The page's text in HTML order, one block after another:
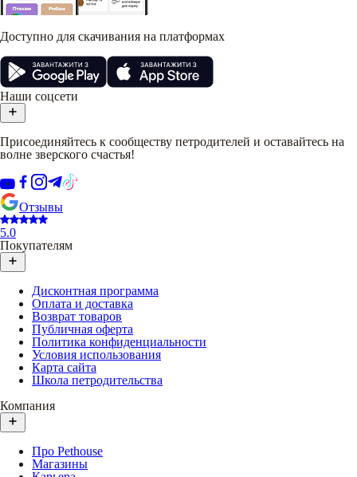
Доступно для скачивания на платформах
Наши соцсети
Присоединяйтесь к сообществу петродителей и оставайтесь на
волне зверского счастья!
Отзывы
5.0
Покупателям
Дисконтная программа
Оплата и доставка
Возврат товаров
Публичная оферта
Политика конфиденциальности
Условия использования
Карта сайта
Школа петродительства
Компания
Про Pethouse
Магазины